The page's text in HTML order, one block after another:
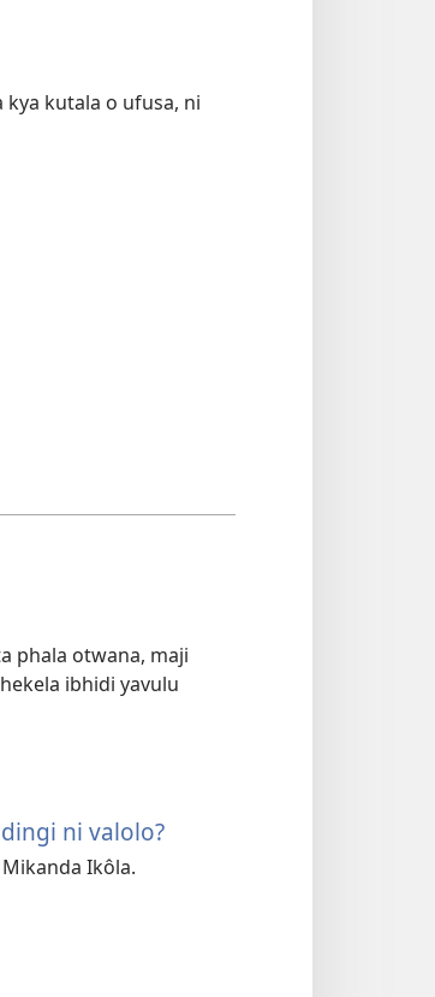
kutala o ufusa, ni
phala otwana, maji
ibhidi yavulu
ni valolo?
Ikôla.